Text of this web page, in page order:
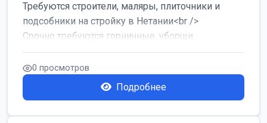
Требуются строители, маляры, плиточники и
подсобники на стройку в Нетании<br />
Срочно требуются горничные, уборщи...
0 просмотров
Подробнее